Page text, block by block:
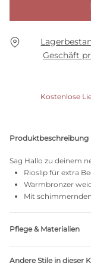
Geschäft
Kostenlose
Produktbeschreibung
Sag Hallo zu deinem
Rioslip für extra
Warmbronzer
Mit
Pflege & Materialien
Andere Stile in dieser